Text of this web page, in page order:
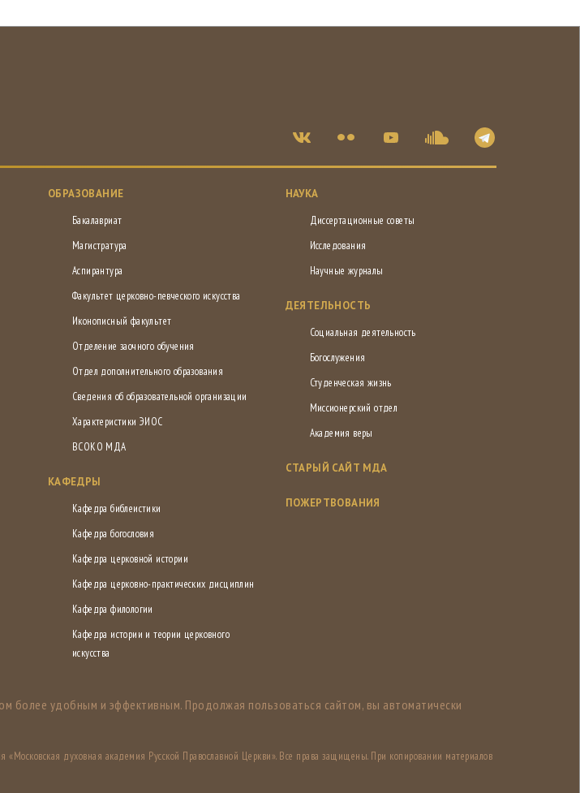
ОБРАЗОВАНИЕ
Бакалавриат
Магистратура
Аспирантура
Факультет церковно-певческого искусства
Иконописный факультет
Отделение заочного обучения
Отдел дополнительного образования
Сведения об образовательной организации
Характеристики ЭИОС
ВСОКО МДА
КАФЕДРЫ
Кафедра библеистики
Кафедра богословия
Кафедра церковной истории
Кафедра церковно-практических дисциплин
Кафедра филологии
Кафедра истории и теории церковного
искусства
НАУКА
Диссертационные советы
Исследования
Научные журналы
ДЕЯТЕЛЬНОСТЬ
Социальная деятельность
Богослужения
Студенческая жизнь
Миссионерский отдел
Академия веры
СТАРЫЙ САЙТ МДА
ПОЖЕРТВОВАНИЯ
более удобным и эффективным. Продолжая пользоваться сайтом, вы автоматически
«Московская духовная академия Русской Православной Церкви». Все права защищены. При копировании материалов